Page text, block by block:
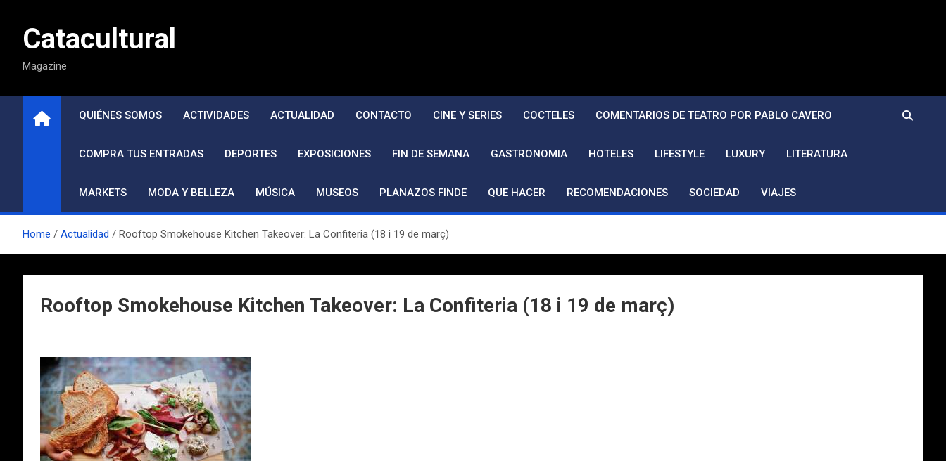
contenidoCatacultural
Magazine
QUIÉNES SOMOS ACTIVIDADES ACTUALIDAD CONTACTO CINE Y SERIES COCTELES COMENTARIOS DE TEATRO POR PABLO CAVERO
COMPRA TUS ENTRADAS DEPORTES EXPOSICIONES FIN DE SEMANA GASTRONOMIA HOTELES LIFESTYLE LUXURY LITERATURA
MARKETS MODA Y BELLEZA MÚSICA MUSEOS PLANAZOS FINDE QUE HACER RECOMENDACIONES SOCIEDAD VIAJES
Home Actualidad Rooftop Smokehouse Kitchen Takeover: La Confiteria (18 i 19 de març)
Rooftop Smokehouse Kitchen Takeover: La Confiteria (18 i 19 de març)